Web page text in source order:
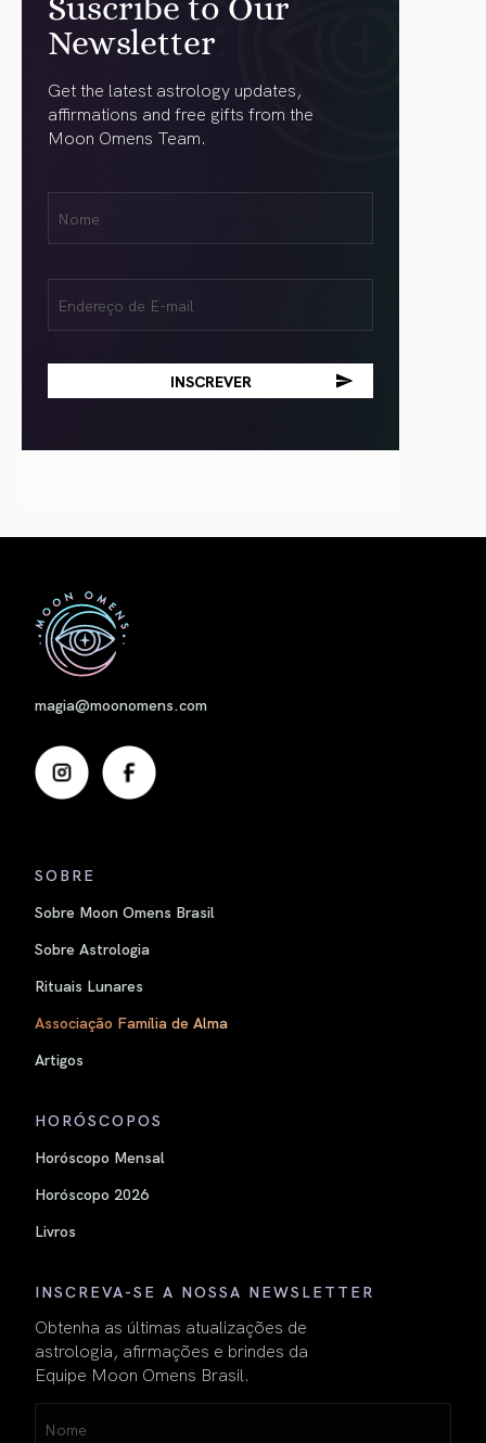
Newsletter
Get the latest astrology updates,
affirmations and free gifts from the
Moon Omens Team.
(obrigatório)
(obrigatório)
magia@moonomens.com
SOBRE
Sobre Moon Omens Brasil
Sobre Astrologia
Rituais Lunares
Associação Família de Alma
Artigos
HORÓSCOPOS
Horóscopo Mensal
Horóscopo 2026
Livros
INSCREVA-SE A NOSSA NEWSLETTER
Obtenha as últimas atualizações de
astrologia, afirmações e brindes da
Equipe Moon Omens Brasil.
Nome